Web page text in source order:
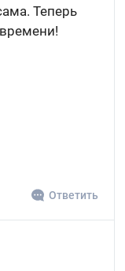
Теперь
Ответить